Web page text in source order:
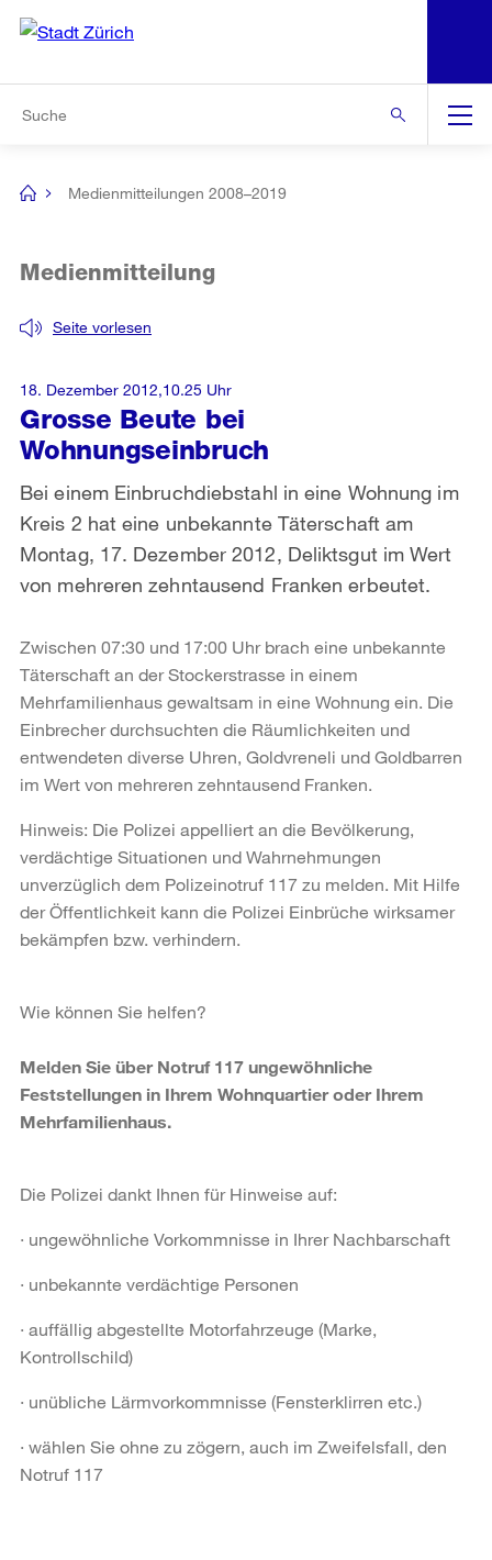
Navigation
[no
Medienmitteilungen 2008–2019
Grosse Beute bei
Wohnungseinbruch
Seite vorlesen
Medienmitteilung
Bei einem Einbruchdiebstahl in eine Wohnung im
Kreis 2 hat eine unbekannte Täterschaft am
Montag, 17. Dezember 2012, Deliktsgut im Wert
von mehreren zehntausend Franken erbeutet.
18. Dezember 2012,10.25 Uhr
Zwischen 07:30 und 17:00 Uhr brach eine unbekannte
Täterschaft an der Stockerstrasse in einem
Mehrfamilienhaus gewaltsam in eine Wohnung ein. Die
Einbrecher durchsuchten die Räumlichkeiten und
entwendeten diverse Uhren, Goldvreneli und Goldbarren
im Wert von mehreren zehntausend Franken.
Hinweis: Die Polizei appelliert an die Bevölkerung,
verdächtige Situationen und Wahrnehmungen
unverzüglich dem Polizeinotruf 117 zu melden. Mit Hilfe
der Öffentlichkeit kann die Polizei Einbrüche wirksamer
bekämpfen bzw. verhindern.
Wie können Sie helfen?
Melden Sie über Notruf 117 ungewöhnliche
Feststellungen in Ihrem Wohnquartier oder Ihrem
Mehrfamilienhaus.
Die Polizei dankt Ihnen für Hinweise auf:
· ungewöhnliche Vorkommnisse in Ihrer Nachbarschaft
· unbekannte verdächtige Personen
· auffällig abgestellte Motorfahrzeuge (Marke,
Kontrollschild)
· unübliche Lärmvorkommnisse (Fensterklirren etc.)
· wählen Sie ohne zu zögern, auch im Zweifelsfall, den
Notruf 117